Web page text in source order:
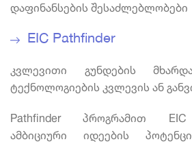
დაფინანსების შესაძლებლობები
EIC Pathfinder
კვლევითი გუნდების
ტექნოლოგიების კვლევის ან
Pathfinder პროგრამით
ამბიციური იდეების